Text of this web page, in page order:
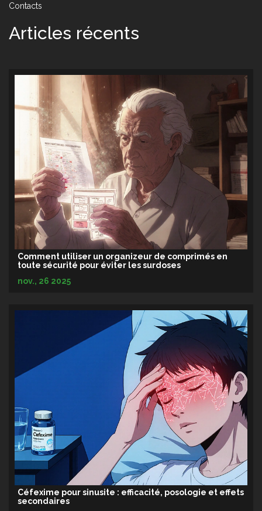
Contacts
Articles récents
Comment utiliser un organizeur de comprimés en
toute sécurité pour éviter les surdoses
nov., 26 2025
Céfexime pour sinusite : efficacité, posologie et effets
secondaires